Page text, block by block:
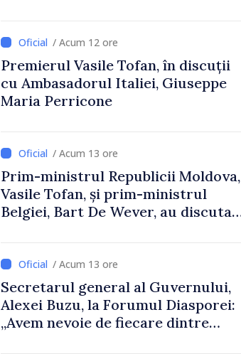
/ Acum 12 ore
Premierul Vasile Tofan, în discuții
cu Ambasadorul Italiei, Giuseppe
Maria Perricone
/ Acum 13 ore
Prim-ministrul Republicii Moldova,
Vasile Tofan, și prim-ministrul
Belgiei, Bart De Wever, au discutat
/ Acum 13 ore
Secretarul general al Guvernului,
Alexei Buzu, la Forumul Diasporei:
„Avem nevoie de fiecare dintre